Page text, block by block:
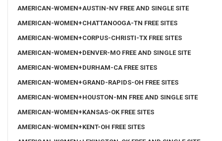
AMERICAN-WOMEN+AUSTIN-NV FREE AND SINGLE SITE
AMERICAN-WOMEN+CHATTANOOGA-TN FREE SITES
AMERICAN-WOMEN+CORPUS-CHRISTI-TX FREE SITES
AMERICAN-WOMEN+DENVER-MO FREE AND SINGLE SITE
AMERICAN-WOMEN+DURHAM-CA FREE SITES
AMERICAN-WOMEN+GRAND-RAPIDS-OH FREE SITES
AMERICAN-WOMEN+HOUSTON-MN FREE AND SINGLE SITE
AMERICAN-WOMEN+KANSAS-OK FREE SITES
AMERICAN-WOMEN+KENT-OH FREE SITES